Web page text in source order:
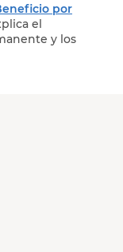
por
el
y los